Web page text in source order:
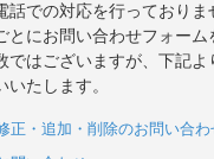
話での対応を行っておりま
とにお問い合わせフォーム
ではございますが、下記よ
いたします。
正・追加・削除のお問い合わ